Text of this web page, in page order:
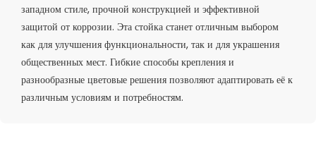
западном стиле, прочной конструкцией и эффективной
защитой от коррозии. Эта стойка станет отличным выбором
как для улучшения функциональности, так и для украшения
общественных мест. Гибкие способы крепления и
разнообразные цветовые решения позволяют адаптировать её к
различным условиям и потребностям.